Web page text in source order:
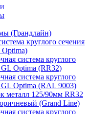
(Грандлайн)
круглого сечения
система круглого
GL Optima (RR32)
система круглого
GL Optima (RAL 9003)
металл 125/90мм RR32
(Grand Line)
система круглого